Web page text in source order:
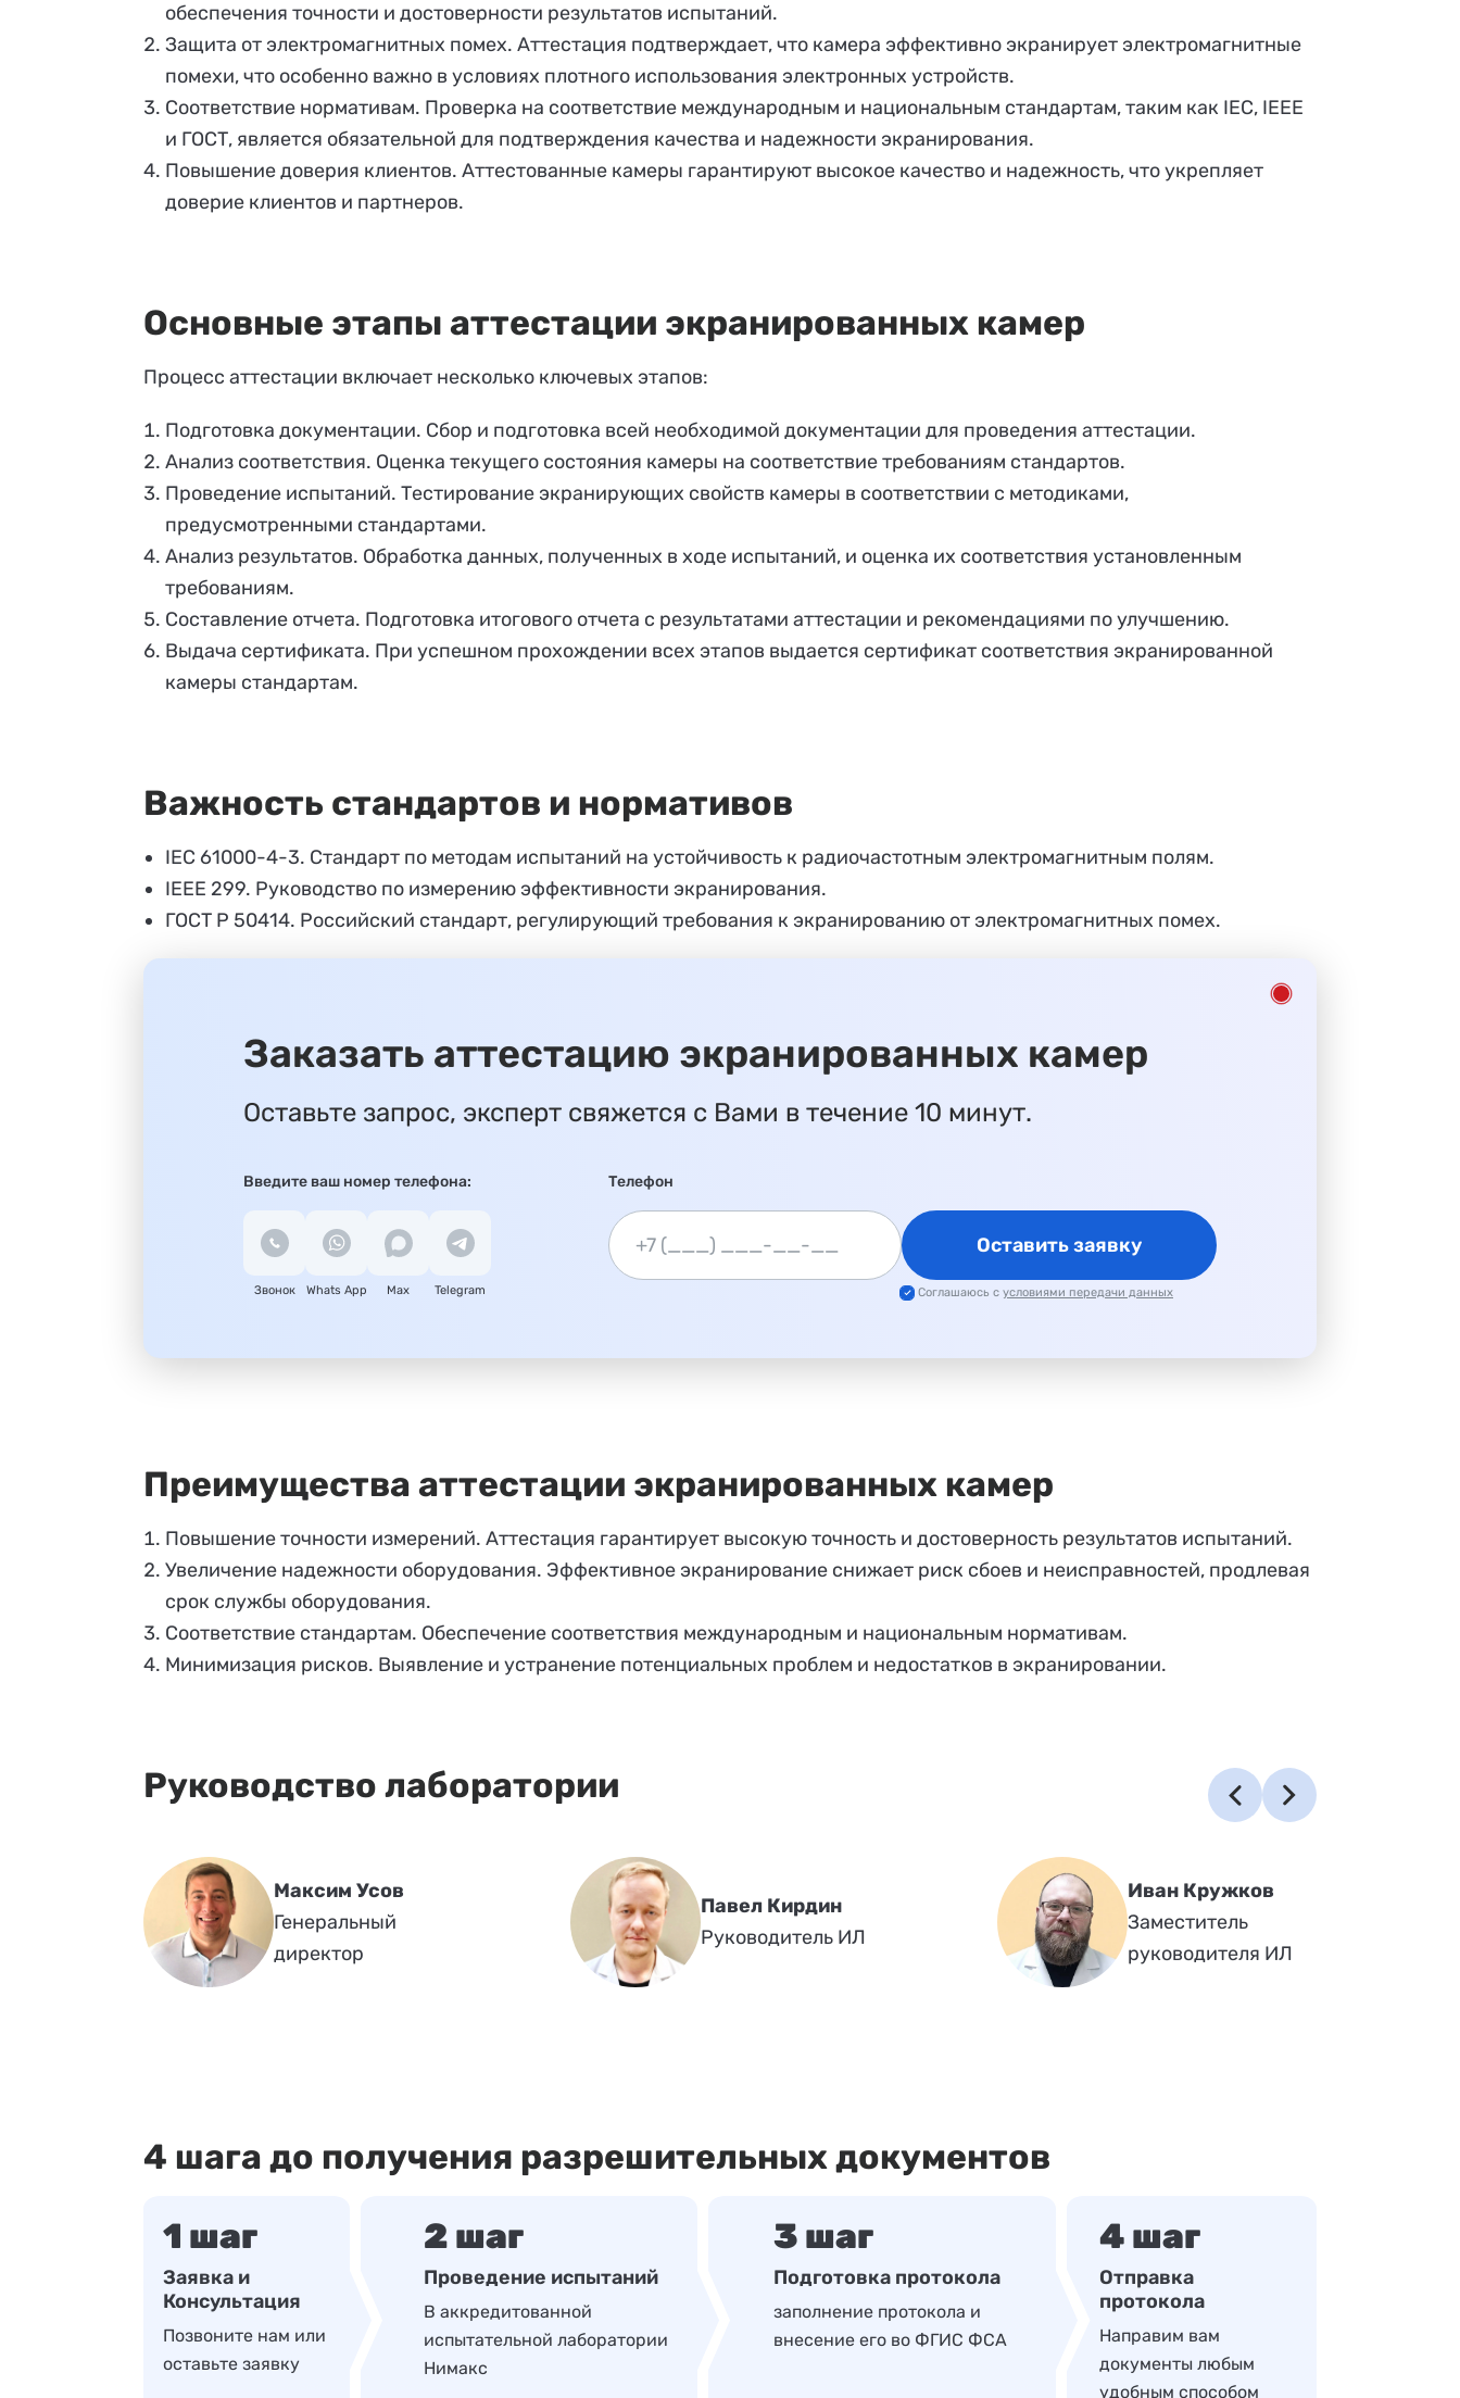
обеспечения точности и достоверности результатов испытаний.
Защита от электромагнитных помех. Аттестация подтверждает, что камера эффективно экранирует электромагнитные
помехи, что особенно важно в условиях плотного использования электронных устройств.
Соответствие нормативам. Проверка на соответствие международным и национальным стандартам, таким как IEC, IEEE
и ГОСТ, является обязательной для подтверждения качества и надежности экранирования.
Повышение доверия клиентов. Аттестованные камеры гарантируют высокое качество и надежность, что укрепляет
доверие клиентов и партнеров.
Основные этапы аттестации экранированных камер
Процесс аттестации включает несколько ключевых этапов:
Подготовка документации. Сбор и подготовка всей необходимой документации для проведения аттестации.
Анализ соответствия. Оценка текущего состояния камеры на соответствие требованиям стандартов.
Проведение испытаний. Тестирование экранирующих свойств камеры в соответствии с методиками,
предусмотренными стандартами.
Анализ результатов. Обработка данных, полученных в ходе испытаний, и оценка их соответствия установленным
требованиям.
Составление отчета. Подготовка итогового отчета с результатами аттестации и рекомендациями по улучшению.
Выдача сертификата. При успешном прохождении всех этапов выдается сертификат соответствия экранированной
камеры стандартам.
Важность стандартов и нормативов
IEC 61000-4-3. Стандарт по методам испытаний на устойчивость к радиочастотным электромагнитным полям.
IEEE 299. Руководство по измерению эффективности экранирования.
ГОСТ Р 50414. Российский стандарт, регулирующий требования к экранированию от электромагнитных помех.
Заказать аттестацию экранированных камер
Оставьте запрос, эксперт свяжется с Вами в течение 10 минут.
Введите ваш номер телефона:
Звонок Whats App Max Telegram
Телефон
Оставить заявку
Соглашаюсь с условиями передачи данных
Преимущества аттестации экранированных камер
Повышение точности измерений. Аттестация гарантирует высокую точность и достоверность результатов испытаний.
Увеличение надежности оборудования. Эффективное экранирование снижает риск сбоев и неисправностей, продлевая
срок службы оборудования.
Соответствие стандартам. Обеспечение соответствия международным и национальным нормативам.
Минимизация рисков. Выявление и устранение потенциальных проблем и недостатков в экранировании.
Руководство лаборатории
Максим Усов
Генеральный
директор
Павел Кирдин
Руководитель ИЛ
Иван Кружков
Заместитель
руководителя ИЛ
4 шага до получения разрешительных документов
1 шаг
Заявка и
Консультация
Позвоните нам или
оставьте заявку
2 шаг
Проведение испытаний
В аккредитованной
испытательной лаборатории
Нимакс
3 шаг
Подготовка протокола
заполнение протокола и
внесение его во ФГИС ФСА
4 шаг
Отправка
протокола
Направим вам
документы любым
удобным способом